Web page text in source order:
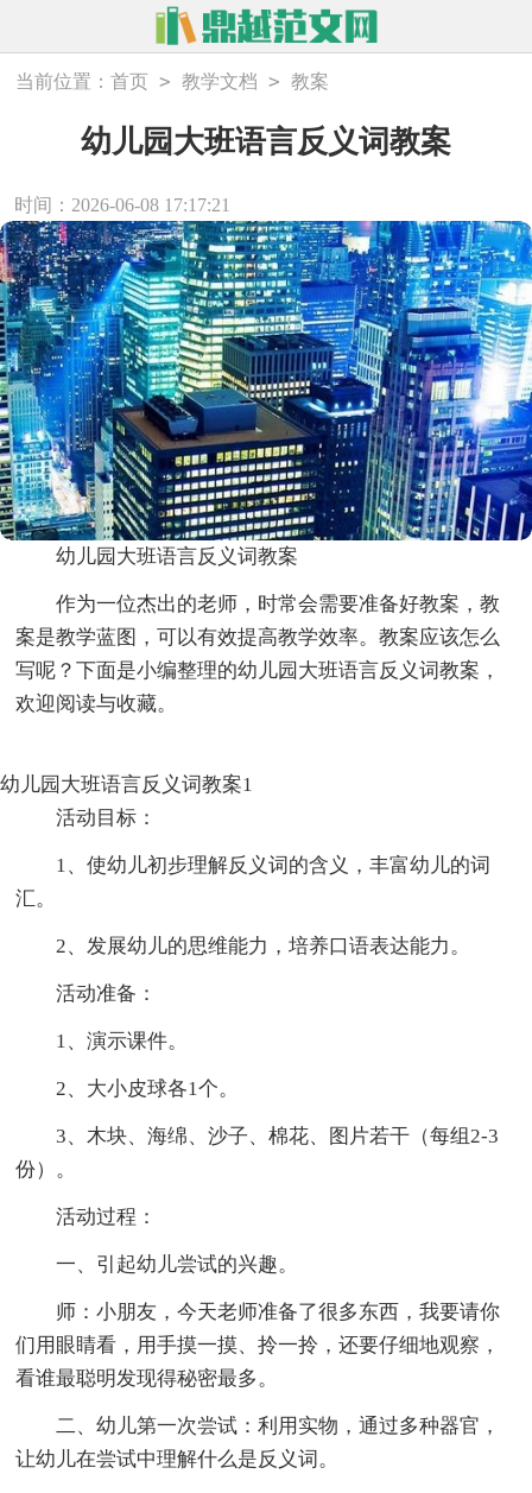
当前位置：首页 > 教学文档 > 教案
幼儿园大班语言反义词教案
时间：2026-06-08 17:17:21
幼儿园大班语言反义词教案
作为一位杰出的老师，时常会需要准备好教案，教
案是教学蓝图，可以有效提高教学效率。教案应该怎么
写呢？下面是小编整理的幼儿园大班语言反义词教案，
欢迎阅读与收藏。
幼儿园大班语言反义词教案1
活动目标：
1、使幼儿初步理解反义词的含义，丰富幼儿的词
汇。
2、发展幼儿的思维能力，培养口语表达能力。
活动准备：
1、演示课件。
2、大小皮球各1个。
3、木块、海绵、沙子、棉花、图片若干（每组2-3
份）。
活动过程：
一、引起幼儿尝试的兴趣。
师：小朋友，今天老师准备了很多东西，我要请你
们用眼睛看，用手摸一摸、拎一拎，还要仔细地观察，
看谁最聪明发现得秘密最多。
二、幼儿第一次尝试：利用实物，通过多种器官，
让幼儿在尝试中理解什么是反义词。